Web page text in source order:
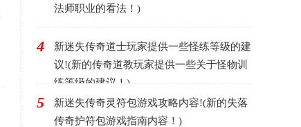
法师职业的看法！)
4
新迷失传奇道士玩家提供一些怪练等级的建
议!(新的传奇道教玩家提供一些关于怪物训
练等级的建议！)
5
新迷失传奇灵符包游戏攻略内容!(新的失落
传奇护符包游戏指南内容！)